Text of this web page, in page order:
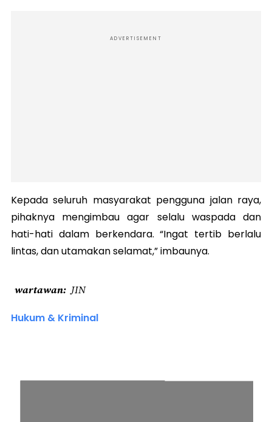
ADVERTISEMENT
Kepada seluruh masyarakat pengguna jalan raya,
pihaknya mengimbau agar selalu waspada dan
hati-hati dalam berkendara. “Ingat tertib berlalu
lintas, dan utamakan selamat,” imbaunya.
wartawan JIN
Hukum & Kriminal